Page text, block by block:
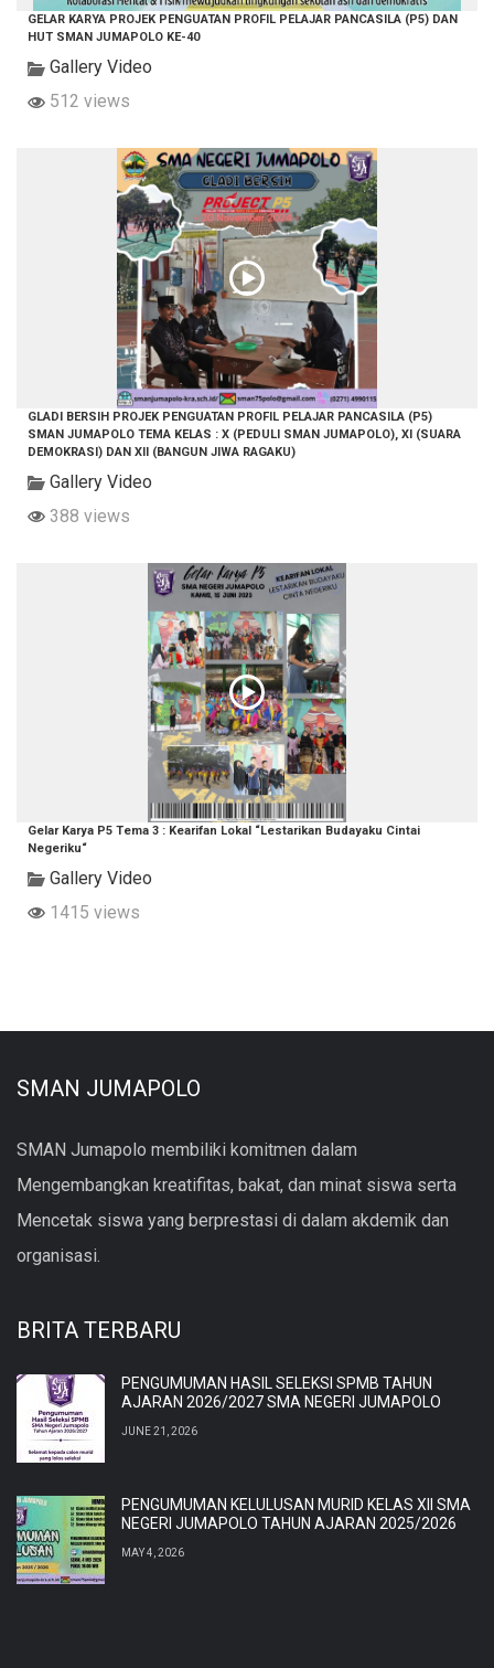
GELAR KARYA PROJEK PENGUATAN PROFIL PELAJAR PANCASILA (P5) DAN
HUT SMAN JUMAPOLO KE-40
Gallery Video
512 views
GLADI BERSIH PROJEK PENGUATAN PROFIL PELAJAR PANCASILA (P5)
SMAN JUMAPOLO TEMA KELAS : X (PEDULI SMAN JUMAPOLO), XI (SUARA
DEMOKRASI) DAN XII (BANGUN JIWA RAGAKU)
Gallery Video
388 views
Gelar Karya P5 Tema 3 : Kearifan Lokal “Lestarikan Budayaku Cintai
Negeriku“
Gallery Video
1415 views
SMAN JUMAPOLO
SMAN Jumapolo membiliki komitmen dalam
Mengembangkan kreatifitas, bakat, dan minat siswa serta
Mencetak siswa yang berprestasi di dalam akdemik dan
organisasi.
BRITA TERBARU
PENGUMUMAN HASIL SELEKSI SPMB TAHUN
AJARAN 2026/2027 SMA NEGERI JUMAPOLO
JUNE 21, 2026
PENGUMUMAN KELULUSAN MURID KELAS XII SMA
NEGERI JUMAPOLO TAHUN AJARAN 2025/2026
MAY 4, 2026